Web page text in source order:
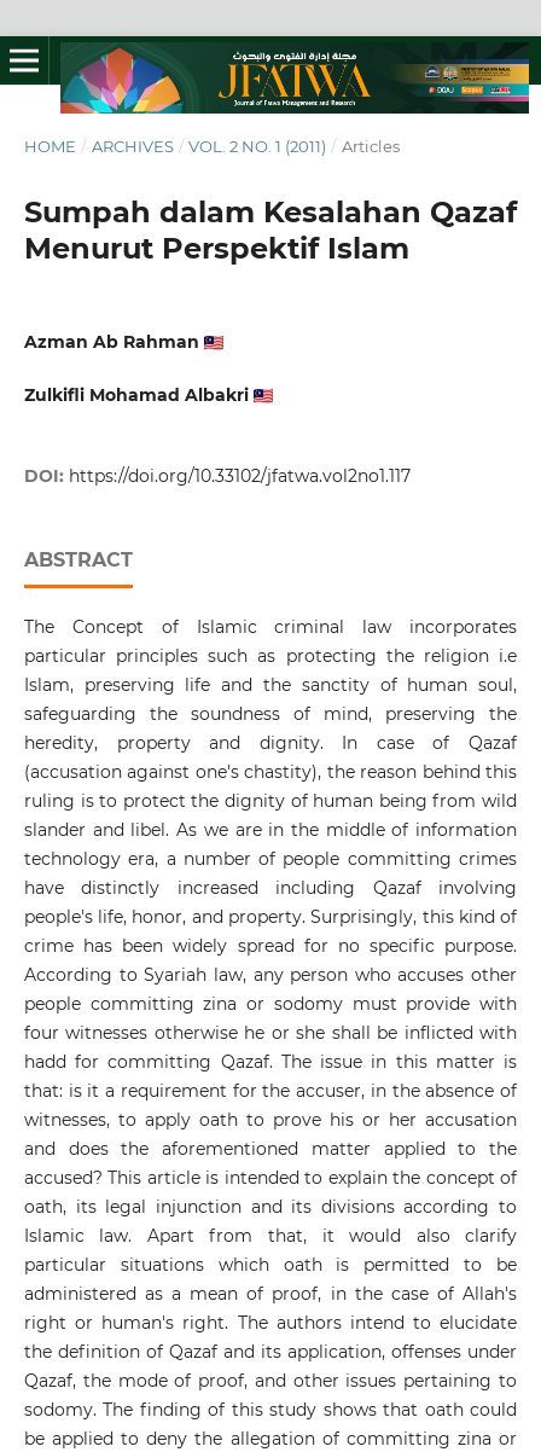
HOME / ARCHIVES / VOL. 2 NO. 1 (2011) / Articles
Sumpah dalam Kesalahan Qazaf
Menurut Perspektif Islam
Azman Ab Rahman
Zulkifli Mohamad Albakri
DOI: https://doi.org/10.33102/jfatwa.vol2no1.117
ABSTRACT
The Concept of Islamic criminal law incorporates
particular principles such as protecting the religion i.e
Islam, preserving life and the sanctity of human soul,
safeguarding the soundness of mind, preserving the
heredity, property and dignity. In case of Qazaf
(accusation against one's chastity), the reason behind this
ruling is to protect the dignity of human being from wild
slander and libel. As we are in the middle of information
technology era, a number of people committing crimes
have distinctly increased including Qazaf involving
people's life, honor, and property. Surprisingly, this kind of
crime has been widely spread for no specific purpose.
According to Syariah law, any person who accuses other
people committing zina or sodomy must provide with
four witnesses otherwise he or she shall be inflicted with
hadd for committing Qazaf. The issue in this matter is
that: is it a requirement for the accuser, in the absence of
witnesses, to apply oath to prove his or her accusation
and does the aforementioned matter applied to the
accused? This article is intended to explain the concept of
oath, its legal injunction and its divisions according to
Islamic law. Apart from that, it would also clarify
particular situations which oath is permitted to be
administered as a mean of proof, in the case of Allah's
right or human's right. The authors intend to elucidate
the definition of Qazaf and its application, offenses under
Qazaf, the mode of proof, and other issues pertaining to
sodomy. The finding of this study shows that oath could
be applied to deny the allegation of committing zina or